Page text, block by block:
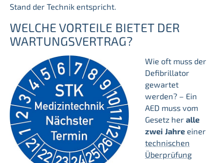
Stand der Technik entspricht.
WELCHE VORTEILE BIETET DER
WARTUNGSVERTRAG?
Wie oft muss der
Defibrillator
gewartet
werden? – Ein
AED muss vom
Gesetz her alle
zwei Jahreeiner
technischen
Überprüfung